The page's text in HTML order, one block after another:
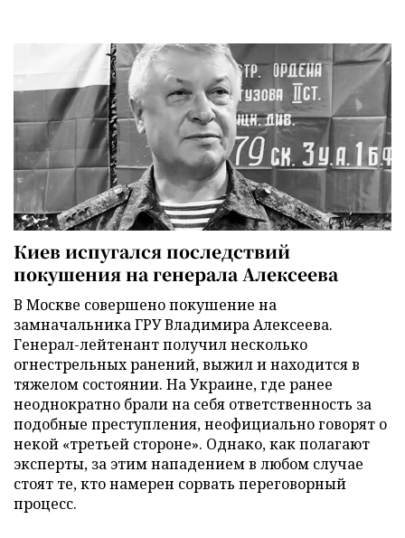
Киев испугался последствий
покушения на генерала Алексеева
В Москве совершено покушение на
замначальника ГРУ Владимира Алексеева.
Генерал-лейтенант получил несколько
огнестрельных ранений, выжил и находится в
тяжелом состоянии. На Украине, где ранее
неоднократно брали на себя ответственность за
подобные преступления, неофициально говорят о
некой «третьей стороне». Однако, как полагают
эксперты, за этим нападением в любом случае
стоят те, кто намерен сорвать переговорный
процесс.